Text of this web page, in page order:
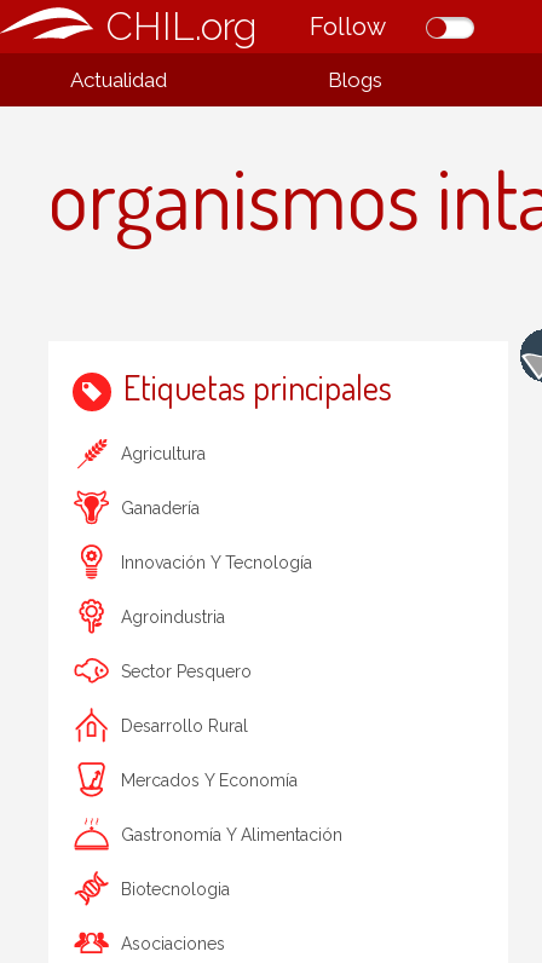
CHIL.org Follow
Actualidad Blogs
organismos
Etiquetas principales
Agricultura
Ganadería
Innovación Y Tecnología
Agroindustria
Sector Pesquero
Desarrollo Rural
Mercados Y Economía
Gastronomía Y Alimentación
Biotecnologia
Asociaciones